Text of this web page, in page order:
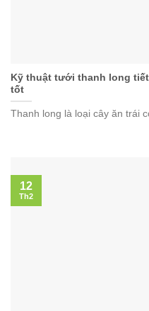
Kỹ thuật tưới thanh long
tốt
Thanh long là loại cây ăn trái
12
Th2